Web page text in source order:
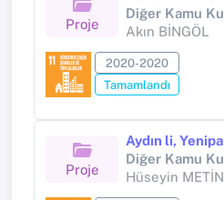
Proje
Akın BİNGÖL
2020-2020
Tamamlandı
Proje
Hüseyin METİN